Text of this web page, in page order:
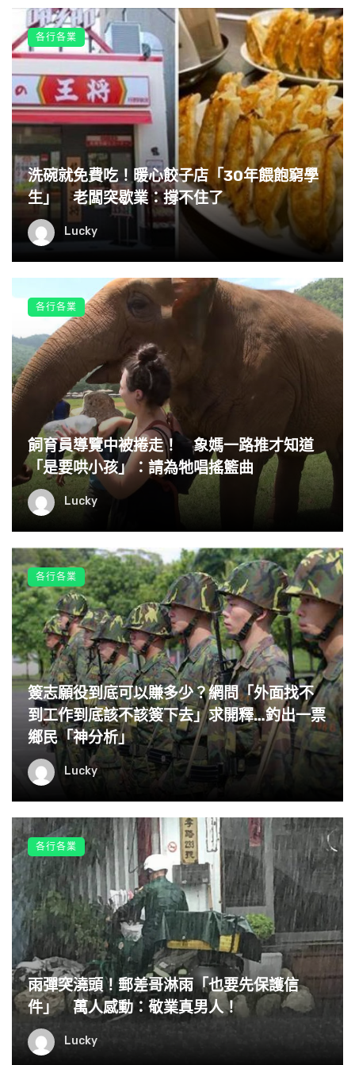
（圖片來源：新北消防發爾麵｜FB）
「辛苦了」，也祝福消防隊員們都能保重安全，平安回家。
來源：新北消防發爾麵｜FB
洗碗就免費吃！暖心餃子店「30年餵飽窮學
生」 老闆突歇業：撐不住了
Lucky
各行各業
飼育員導覽中被捲走！ 象媽一路推才知道
「是要哄小孩」：請為牠唱搖籃曲
Lucky
各行各業
簽志願役到底可以賺多少？網問「外面找不
到工作到底該不該簽下去」求開釋…釣出一票
鄉民「神分析」
Lucky
各行各業
雨彈突澆頭！郵差哥淋雨「也要先保護信
件」 萬人感動：敬業真男人！
Lucky
各行各業